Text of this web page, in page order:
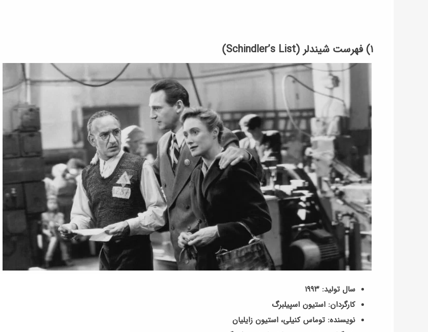
۱) فهرست شیندلر (Schindler’s List)
سال تولید: ۱۹۹۳
کارگردان: استیون اسپیلبرگ
نویسنده: توماس کنیلی، استیون زایلیان